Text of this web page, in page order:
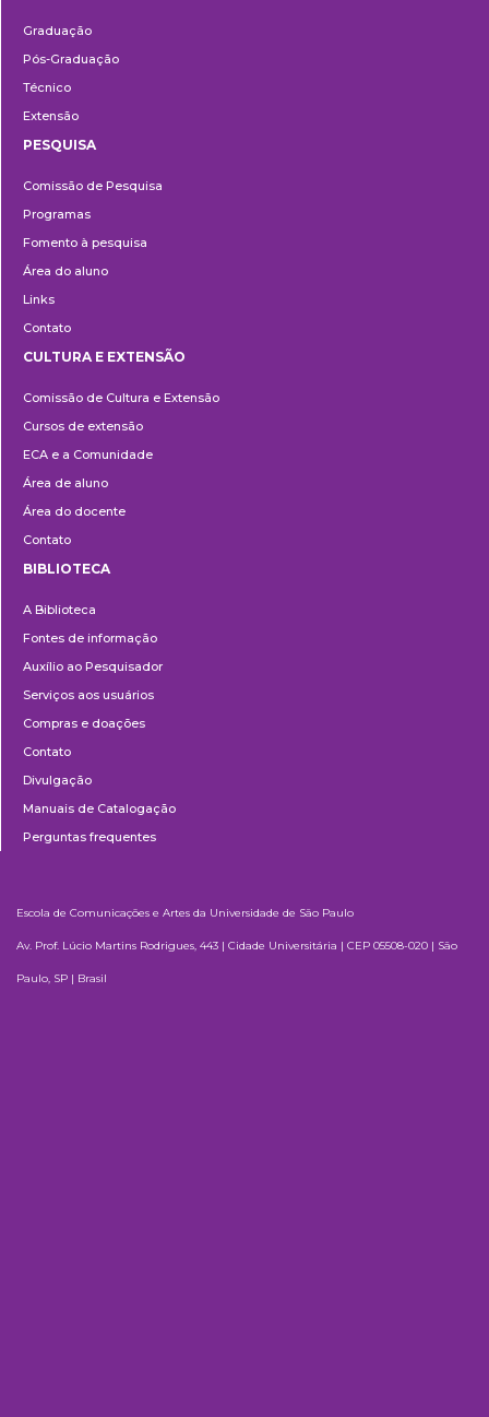
Graduação
Pós-Graduação
Técnico
Extensão
PESQUISA
Comissão de Pesquisa
Programas
Fomento à pesquisa
Área do aluno
Links
Contato
e
Extensão
CULTURA E EXTENSÃO
Comissão de Cultura e Extensão
Cursos de extensão
ECA e a Comunidade
Área de aluno
Área do docente
Contato
BIBLIOTECA
A Biblioteca
Fontes de informação
Auxílio ao Pesquisador
Serviços aos usuários
Compras e doações
Contato
Divulgação
Manuais de Catalogação
Perguntas frequentes
Escola de Comunicações e Artes da Universidade de São Paulo
Av. Prof. Lúcio Martins Rodrigues, 443 | Cidade Universitária | CEP 05508-020 | São
Paulo, SP | Brasil